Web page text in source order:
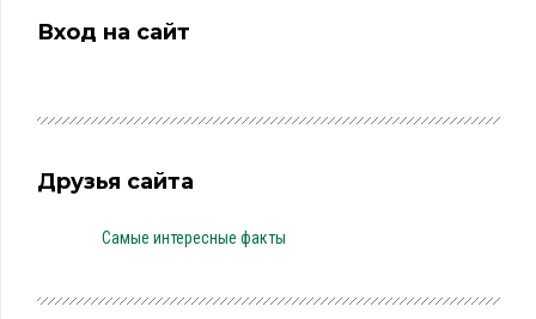
Вход на сайт
Друзья сайта
Самые интересные факты